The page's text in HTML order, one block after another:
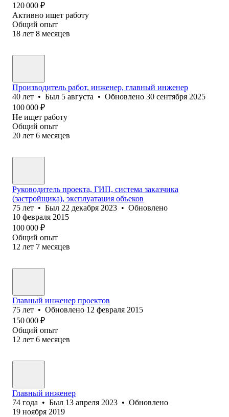
120 000 ₽
Активно ищет работу
Общий опыт
18 лет 8 месяцев
Производитель работ, инженер, главный инженер
40 лет • Был 5 августа • Обновлено 30 сентября 2025
100 000 ₽
Не ищет работу
Общий опыт
20 лет 6 месяцев
Руководитель проекта, ГИП, система заказчика
(застройщика), эксплуатация объеков
75 лет • Был 22 декабря 2023 • Обновлено
10 февраля 2015
100 000 ₽
Общий опыт
12 лет 7 месяцев
Главный инженер проектов
75 лет • Обновлено 12 февраля 2015
150 000 ₽
Общий опыт
12 лет 6 месяцев
Главный инженер
74 года • Был 13 апреля 2023 • Обновлено
19 ноября 2019